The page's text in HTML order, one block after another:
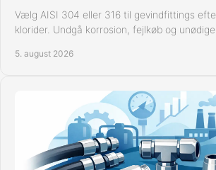
Vælg AISI 304 eller 316 til gevindfittings
klorider. Undgå korrosion, fejlkøb og
5. august 2026